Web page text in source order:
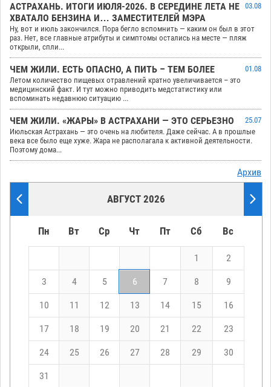
АСТРАХАНЬ. ИТОГИ ИЮЛЯ-2026. В СЕРЕДИНЕ ЛЕТА НЕ
ХВАТАЛО БЕНЗИНА И… ЗАМЕСТИТЕЛЕЙ МЭРА
03.08
Ну, вот и июль закончился. Пора бегло вспомнить — каким он был в этот
раз. Нет, все главные атрибуты и симптомы остались на месте — пляж
открыли, спли...
ЧЕМ ЖИЛИ. ЕСТЬ ОПАСНО, А ПИТЬ – ТЕМ БОЛЕЕ
01.08
Летом количество пищевых отравлений кратно увеличивается – это
медицинский факт. И тут можно приводить медстатистику или
вспоминать недавнюю ситуацию ...
ЧЕМ ЖИЛИ. «ЖАРЫ» В АСТРАХАНИ — ЭТО СЕРЬЕЗНО
25.07
Июльская Астрахань — это очень на любителя. Даже сейчас. А в прошлые
века все было еще хуже. Жара не располагала к активной деятельности.
Поэтому дома...
Архив
АВГУСТ 2026
Пн Вт Ср Чт Пт Сб Вс
1 2
3 4 5 6 7 8 9
10 11 12 13 14 15 16
17 18 19 20 21 22 23
24 25 26 27 28 29 30
31